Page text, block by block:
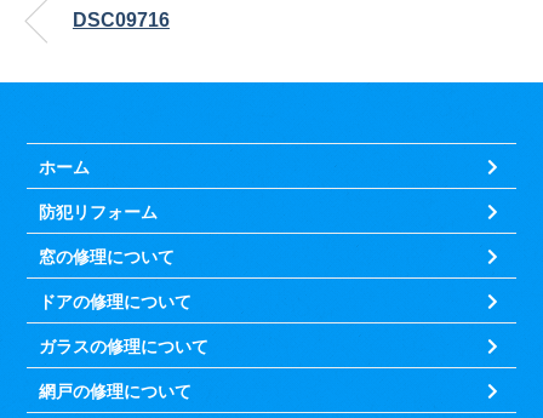
DSC09716
ホーム
防犯リフォーム
窓の修理について
ドアの修理について
ガラスの修理について
網戸の修理について